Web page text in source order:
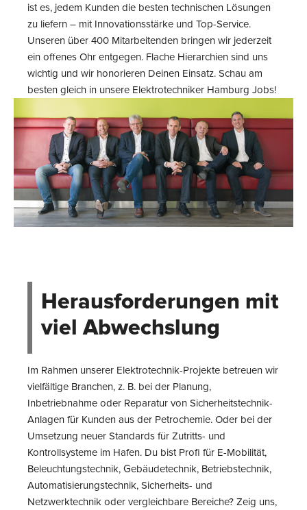
ist es, jedem Kunden die besten technischen Lösungen
zu liefern – mit Innovationsstärke und Top-Service.
Unseren über 400 Mitarbeitenden bringen wir jederzeit
ein offenes Ohr entgegen. Flache Hierarchien sind uns
wichtig und wir honorieren Deinen Einsatz. Schau am
besten gleich in unsere Elektrotechniker Hamburg Jobs!
Herausforderungen mit
viel Abwechslung
Im Rahmen unserer Elektrotechnik-Projekte betreuen wir
vielfältige Branchen, z. B. bei der Planung,
Inbetriebnahme oder Reparatur von Sicherheitstechnik-
Anlagen für Kunden aus der Petrochemie. Oder bei der
Umsetzung neuer Standards für Zutritts- und
Kontrollsysteme im Hafen. Du bist Profi für E-Mobilität,
Beleuchtungstechnik, Gebäudetechnik, Betriebstechnik,
Automatisierungstechnik, Sicherheits- und
Netzwerktechnik oder vergleichbare Bereiche? Zeig uns,